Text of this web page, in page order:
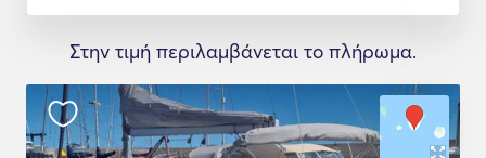
Στην τιμή περιλαμβάνεται το πλήρωμα.